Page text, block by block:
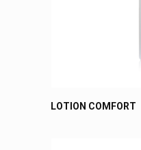
LOTION COMFORT